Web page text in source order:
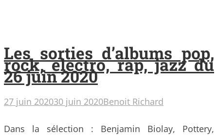
Les sorties d’albums pop,
rock, electro, rap, jazz du
26 juin 2020
27 juin 202030 juin 2020Benoit Richard
Dans la sélection : Benjamin Biolay, Pottery,